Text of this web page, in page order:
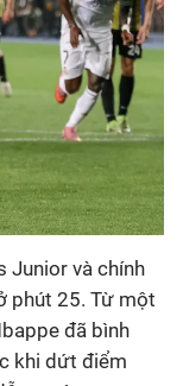
Junior và chính
phút 25. Từ một
đã bình
khi dứt điểm